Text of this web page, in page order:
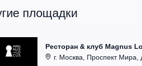
площадки
Ресторан & клуб Magnus
г. Москва, Проспект Мира,